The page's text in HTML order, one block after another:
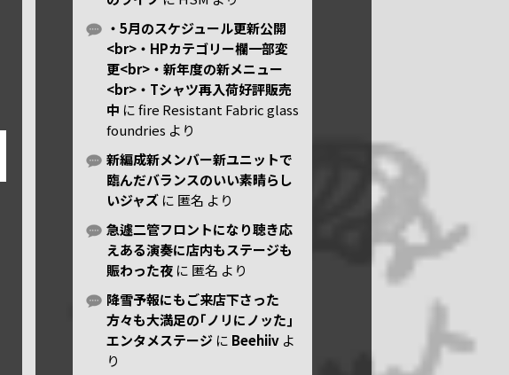
・5月のスケジュール更新公開
<br>・HPカテゴリー欄一部変
更<br>・新年度の新メニュー
<br>・Tシャツ再入荷好評販売
中 にfire Resistant Fabric glass
foundries より
新編成新メンバー新ユニットで
臨んだバランスのいい素晴らし
いジャズ に 匿名 より
急遽二管フロントになり聴き応
えある演奏に店内もステージも
賑わった夜 に 匿名 より
降雪予報にもご来店下さった
方々も大満足の｢ノリにノッた｣
エンタメステージ に Beehiiv よ
り